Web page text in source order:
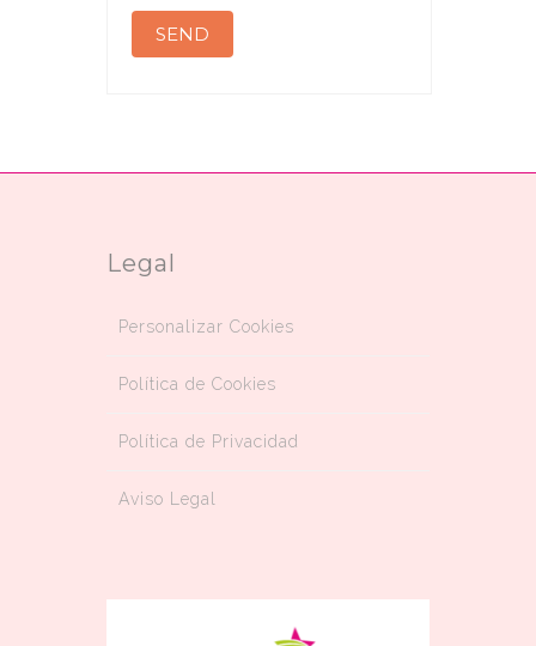
Legal
Personalizar Cookies
Política de Cookies
Política de Privacidad
Aviso Legal